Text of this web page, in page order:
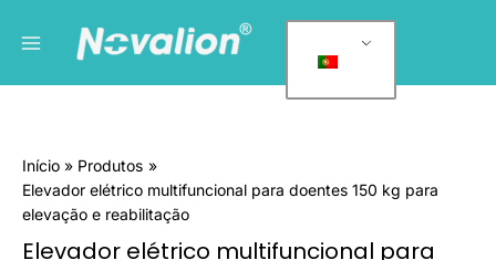
para
conteúdo
principal
a
o
r
Início
Produtos
Elevador elétrico multifuncional para doentes 150 kg para
elevação e reabilitação
Elevador elétrico multifuncional para